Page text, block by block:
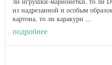
из надрезанной и особым
картона, то ли каракури ...
подробнее